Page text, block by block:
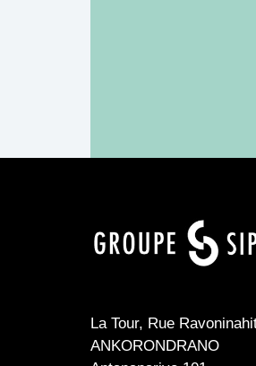
La Tour, Rue
ANKORONDRANO
Your